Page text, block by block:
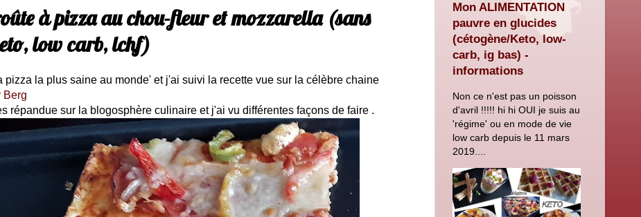
à pizza au chou-fleur et mozzarella (sans
low carb, lchf)
pizza la plus saine au monde' et j'ai suivi la recette vue sur la célèbre chaine
Berg
répandue sur la blogosphère culinaire et j'ai vu différentes façons de faire .
Mon ALIMENTATION
pauvre en glucides
(cétogène/Keto, low-
carb, ig bas) -
informations
Non ce n'est pas un poisson
d'avril !!!!! hi hi OUI je suis au
'régime' ou en mode de vie
low carb depuis le 11 mars
2019....